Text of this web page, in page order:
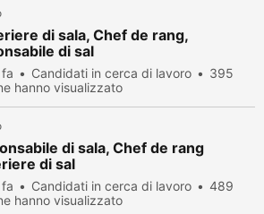
di sala, Chef de rang,
di sal
Candidati in cerca di lavoro
395
hanno visualizzato
di sala, Chef de rang
di sal
Candidati in cerca di lavoro
489
hanno visualizzato